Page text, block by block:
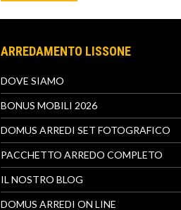
ARREDAMENTO LISSONE
DOVE SIAMO
BONUS MOBILI 2026
DOMUS ARREDI SET FOTOGRAFICO
PACCHETTO ARREDO COMPLETO
IL NOSTRO BLOG
DOMUS ARREDI ON LINE